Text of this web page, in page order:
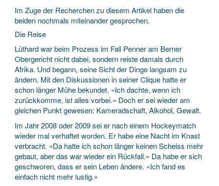
Im Zuge der Recherchen zu diesem Artikel haben die
beiden nochmals miteinander gesprochen.
Die Reise
Lüthard war beim Prozess im Fall Penner am Berner
Obergericht nicht dabei, sondern reiste damals durch
Afrika. Und begann, seine Sicht der Dinge langsam zu
ändern. Mit den Diskussionen in seiner Clique hatte er
schon länger Mühe bekundet. «Ich dachte, wenn ich
zurückkomme, ist alles vorbei.» Doch er sei wieder am
gleichen Punkt gewesen: Kameradschaft, Alkohol, Gewalt.
Im Jahr 2008 oder 2009 sei er nach einem Hockeymatch
wieder mal verhaftet worden. Er habe eine Nacht im Knast
verbracht. «Da hatte ich schon länger keinen Scheiss mehr
gebaut, aber das war wieder ein Rückfall.» Da habe er sich
geschworen, dass er sein Leben ändere. «Ich fand es
einfach nicht mehr lustig.»